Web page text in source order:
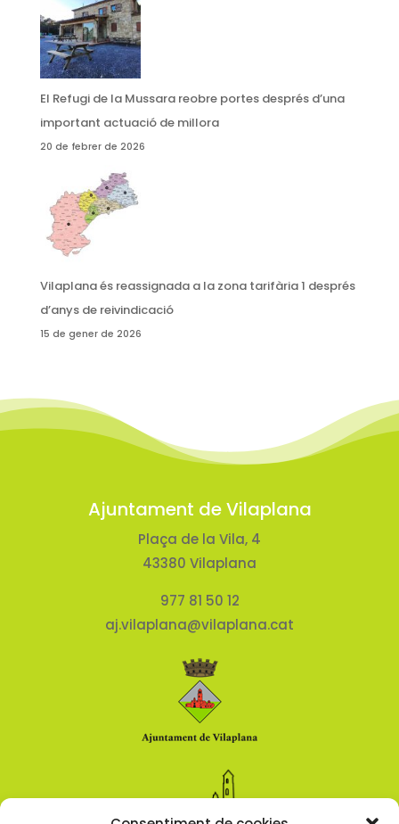
El Refugi de la Mussara reobre portes després d’una
important actuació de millora
20 de febrer de 2026
Vilaplana és reassignada a la zona tarifària 1 després
d’anys de reivindicació
15 de gener de 2026
Ajuntament de Vilaplana
Plaça de la Vila, 4
43380 Vilaplana
977 81 50 12
aj.vilaplana@vilaplana.cat